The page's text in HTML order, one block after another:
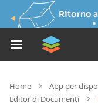
Ritorno
Home App per
Editor di Documenti